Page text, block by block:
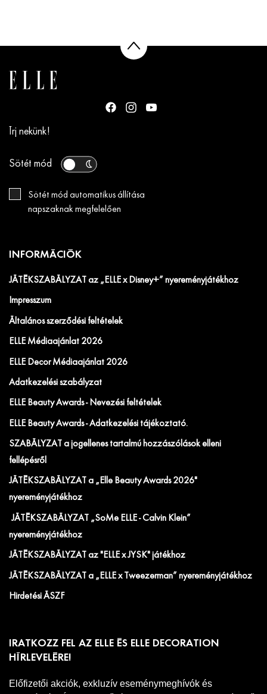
Írj nekünk!
Sötét mód
Sötét mód automatikus állítása
napszaknak megfelelően
INFORMÁCIÓK
JÁTÉKSZABÁLYZAT az „ELLE x Disney+” nyereményjátékhoz
Impresszum
Általános szerződési feltételek
ELLE Médiaajánlat 2026
ELLE Decor Médiaajánlat 2026
Adatkezelési szabályzat
ELLE Beauty Awards - Nevezési feltételek
ELLE Beauty Awards - Adatkezelési tájékoztató.
SZABÁLYZAT a jogellenes tartalmú hozzászólások elleni
fellépésről
JÁTÉKSZABÁLYZAT a „Elle Beauty Awards 2026"
nyereményjátékhoz
JÁTÉKSZABÁLYZAT „SoMe ELLE - Calvin Klein”
nyereményjátékhoz
JÁTÉKSZABÁLYZAT az "ELLE x JYSK" játékhoz
JÁTÉKSZABÁLYZAT a „ELLE x Tweezerman” nyereményjátékhoz
Hirdetési ÁSZF
IRATKOZZ FEL AZ ELLE ÉS ELLE DECORATION
HÍRLEVELÉRE!
Előfizetői akciók, exkluzív eseménymeghívók és